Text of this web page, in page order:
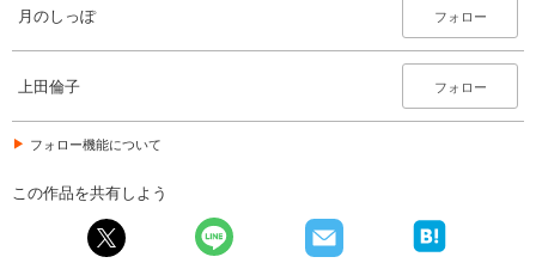
月のしっぽ フォロー
上田倫子 フォロー
フォロー機能について
この作品を共有しよう